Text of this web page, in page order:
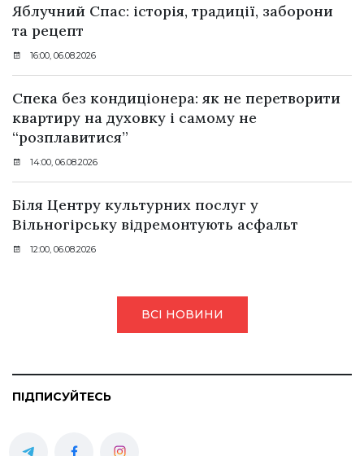
Яблучний Спас: історія, традиції, заборони
та рецепт
16:00, 06.08.2026
Спека без кондиціонера: як не перетворити
квартиру на духовку і самому не
“розплавитися”
14:00, 06.08.2026
Біля Центру культурних послуг у
Вільногірську відремонтують асфальт
12:00, 06.08.2026
ВСІ НОВИНИ
ПІДПИСУЙТЕСЬ